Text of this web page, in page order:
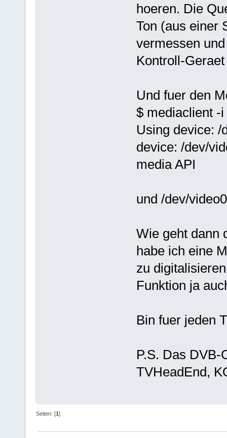
hoeren. Die
Ton (aus einer
vermessen
Kontroll-
Und fuer den
$ mediaclient -i
Using device: /
device: /dev/
media API
und /dev/
Wie geht dann
habe ich eine
zu
Funktion ja
Bin fuer jeden
P.S. Das
TVHeadEnd,
Seiten: [1]